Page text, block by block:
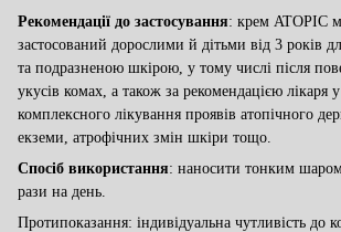
Рекомендації до застосування: крем ATOPIC
застосований дорослими й дітьми від 3 років
та подразненою шкірою, у тому числі після
укусів комах, а також за рекомендацією лікаря у
комплексного лікування проявів атопічного
екземи, атрофічних змін шкіри тощо.
Спосіб використання: наносити тонким
рази на день
Протипоказання: індивідуальна чутливість до